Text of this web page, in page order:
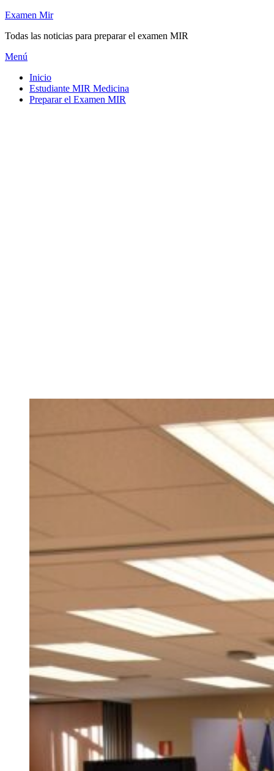
Saltar
contenido
Examen Mir
Todas las noticias para preparar el examen MIR
Menú
Inicio
Estudiante MIR Medicina
Preparar el Examen MIR